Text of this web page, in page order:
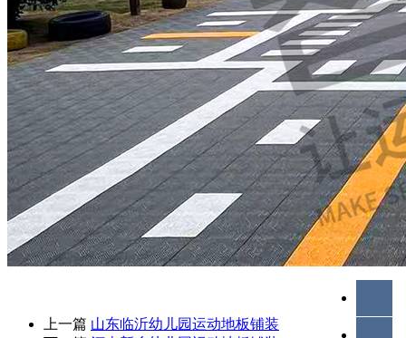
上一篇 山东临沂幼儿园运动地板铺装